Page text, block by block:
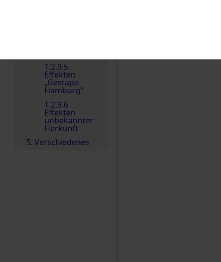
1.2.9.5
Effekten
„Gestapo
Hamburg“
1.2.9.6
Effekten
unbekannter
Herkunft
5. Verschiedenes